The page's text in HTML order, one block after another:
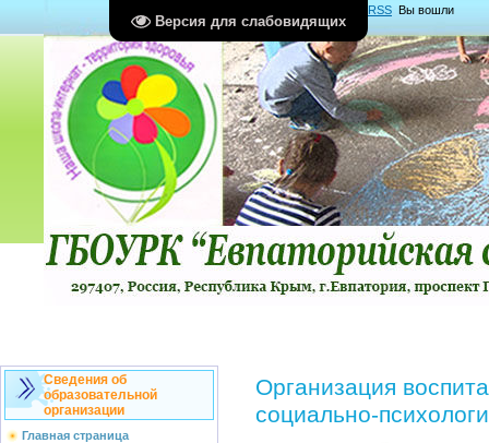
Версия для слабовидящих
RSS Вы вошли
какГость Группа "Гости"
Сведения об
образовательной
организации
Главная страница
Организация
социально-